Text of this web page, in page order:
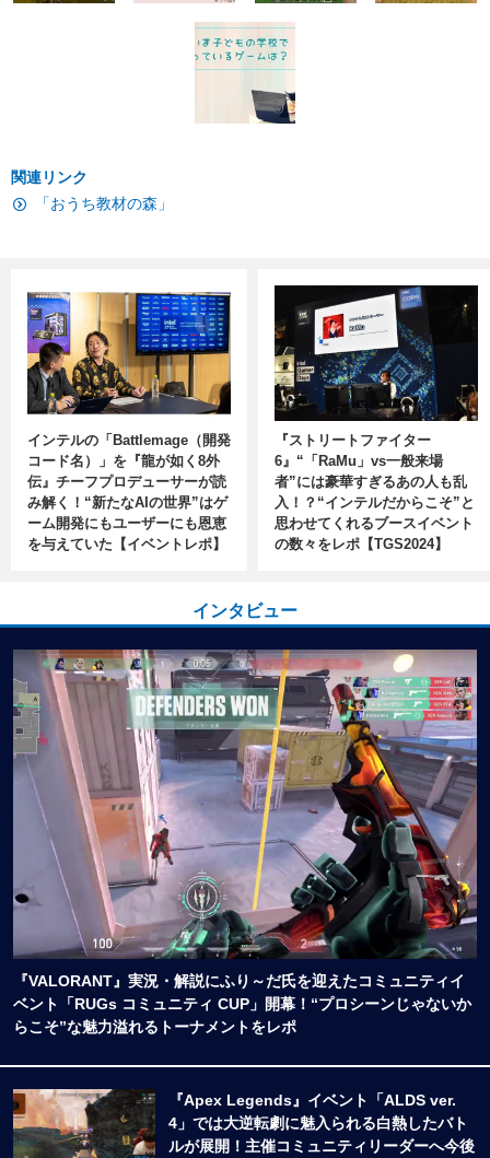
関連リンク
「おうち教材の森」
インテルの「Battlemage（開発
コード名）」を『龍が如く8外
伝』チーフプロデューサーが読
み解く！“新たなAIの世界”はゲ
ーム開発にもユーザーにも恩恵
を与えていた【イベントレポ】
『ストリートファイター
6』“「RaMu」vs一般来場
者”には豪華すぎるあの人も乱
入！？“インテルだからこそ”と
思わせてくれるブースイベント
の数々をレポ【TGS2024】
インタビュー
『VALORANT』実況・解説にふり～だ氏を迎えたコミュニティイ
ベント「RUGs コミュニティ CUP」開幕！“プロシーンじゃないか
らこそ”な魅力溢れるトーナメントをレポ
『Apex Legends』イベント「ALDS ver.
4」では大逆転劇に魅入られる白熱したバト
ルが展開！主催コミュニティリーダーへ今後